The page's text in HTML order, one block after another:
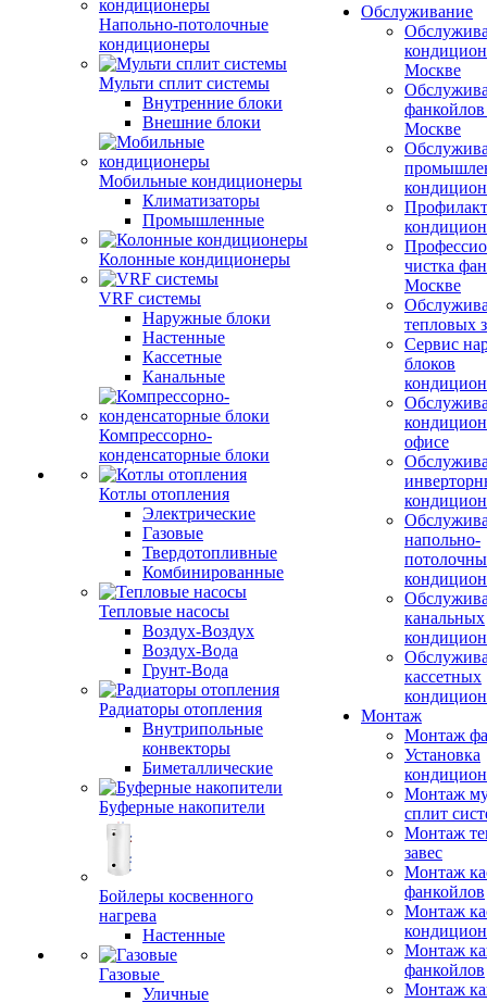
Напольно-потолочные
кондиционеры
Мульти сплит системы
Внутренние блоки
Внешние блоки
Мобильные кондиционеры
Климатизаторы
Промышленные
Колонные кондиционеры
VRF системы
Наружные блоки
Настенные
Кассетные
Канальные
Компрессорно-
конденсаторные блоки
Котлы отопления
Электрические
Газовые
Твердотопливные
Комбинированные
Тепловые насосы
Воздух-Воздух
Воздух-Вода
Грунт-Вода
Радиаторы отопления
Внутрипольные
конвекторы
Биметаллические
Буферные накопители
Бойлеры косвенного
нагрева
Настенные
Газовые
Уличные
Обслуживание
Москве
Москве
чистка
Москве
тепловых
Сервис
блоков
офисе
напольно-
канальных
кассетных
Монтаж
Монтаж
Установка
Монтаж
сплит
Монтаж
завес
Монтаж
фанкойлов
Монтаж
Монтаж
фанкойлов
Монтаж